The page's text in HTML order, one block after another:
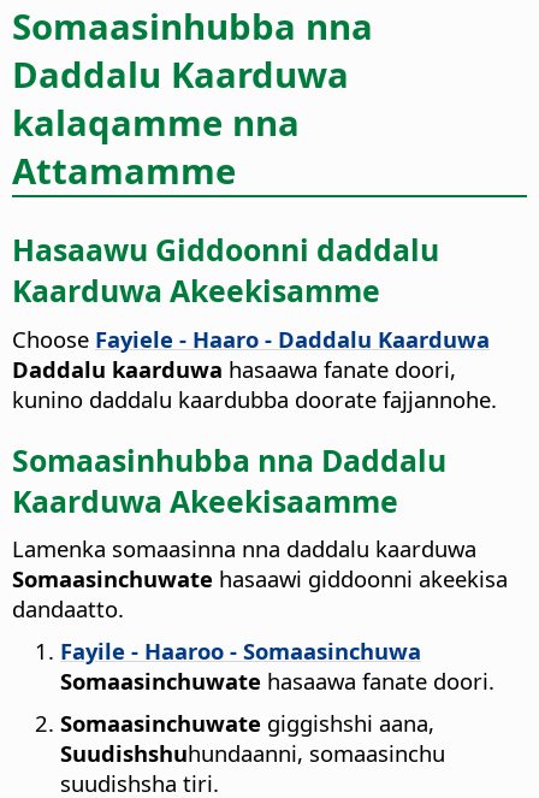
Somaasinhubba nna
Daddalu Kaarduwa
kalaqamme nna
Attamamme
Hasaawu Giddoonni daddalu
Kaarduwa Akeekisamme
Choose Fayiele - Haaro - Daddalu Kaarduwa
Daddalu kaarduwa hasaawa fanate doori,
kunino daddalu kaardubba doorate fajjannohe.
Somaasinhubba nna Daddalu
Kaarduwa Akeekisaamme
Lamenka somaasinna nna daddalu kaarduwa
Somaasinchuwate hasaawi giddoonni akeekisa
dandaatto.
Fayile - Haaroo - Somaasinchuwa
Somaasinchuwate hasaawa fanate doori.
Somaasinchuwate giggishshi aana,
Suudishshuhundaanni, somaasinchu
suudishsha tiri.